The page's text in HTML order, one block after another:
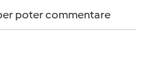
poter commentare